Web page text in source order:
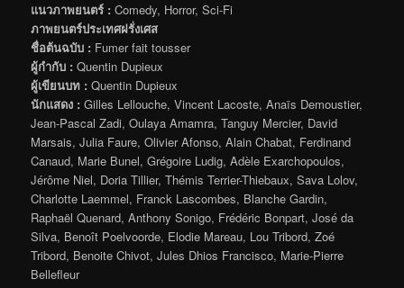
แนวภาพยนตร์ : Comedy, Horror, Sci-Fi
ภาพยนตร์ประเทศฝรั่งเศส
ชื่อต้นฉบับ : Fumer fait tousser
ผู้กำกับ : Quentin Dupieux
ผู้เขียนบท : Quentin Dupieux
นักแสดง : Gilles Lellouche, Vincent Lacoste, Anaïs Demoustier,
Jean-Pascal Zadi, Oulaya Amamra, Tanguy Mercier, David
Marsais, Julia Faure, Olivier Afonso, Alain Chabat, Ferdinand
Canaud, Marie Bunel, Grégoire Ludig, Adèle Exarchopoulos,
Jérôme Niel, Doria Tillier, Thémis Terrier-Thiebaux, Sava Lolov,
Charlotte Laemmel, Franck Lascombes, Blanche Gardin,
Raphaël Quenard, Anthony Sonigo, Frédéric Bonpart, José da
Silva, Benoît Poelvoorde, Elodie Mareau, Lou Tribord, Zoé
Tribord, Benoite Chivot, Jules Dhios Francisco, Marie-Pierre
Bellefleur